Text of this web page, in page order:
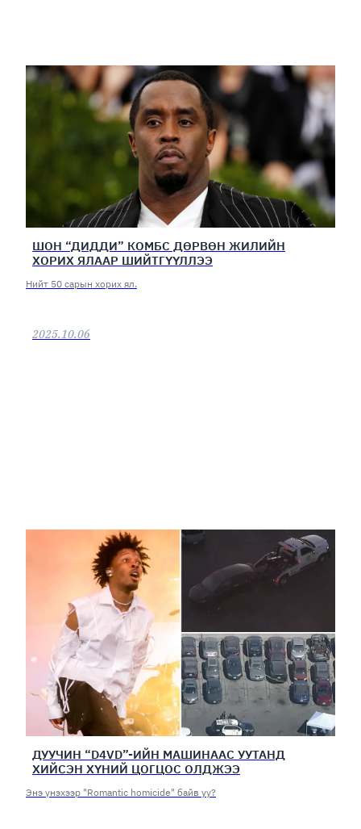
ШОН “ДИДДИ” КОМБС ДӨРВӨН ЖИЛИЙН
ХОРИХ ЯЛААР ШИЙТГҮҮЛЛЭЭ
Нийт 50 сарын хорих ял.
2025.10.06
ДУУЧИН “D4VD”-ИЙН МАШИНААС УУТАНД
ХИЙСЭН ХҮНИЙ ЦОГЦОС ОЛДЖЭЭ
Энэ үнэхээр "Romantic homicide" байв уу?